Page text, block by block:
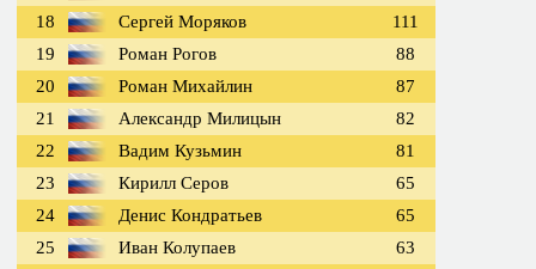
18
Сергей Моряков
111
19
Роман Рогов
88
20
Роман Михайлин
87
21
Александр Милицын
82
22
Вадим Кузьмин
81
23
Кирилл Серов
65
24
Денис Кондратьев
65
25
Иван Колупаев
63